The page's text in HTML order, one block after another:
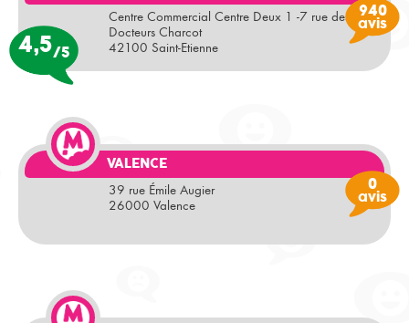
Centre Commercial Centre Deux 1 -7 rue des
Docteurs Charcot
42100 Saint-Etienne
4,5/5
940
avis
VALENCE
39 rue Émile Augier
26000 Valence
0
avis